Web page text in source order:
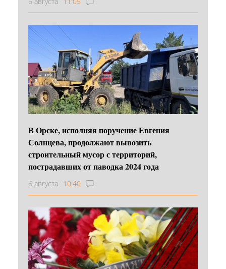
В Орске, исполняя поручение Евгения
Солнцева, продолжают вывозить
строительный мусор с территорий,
пострадавших от паводка 2024 года
6 августа 10:40